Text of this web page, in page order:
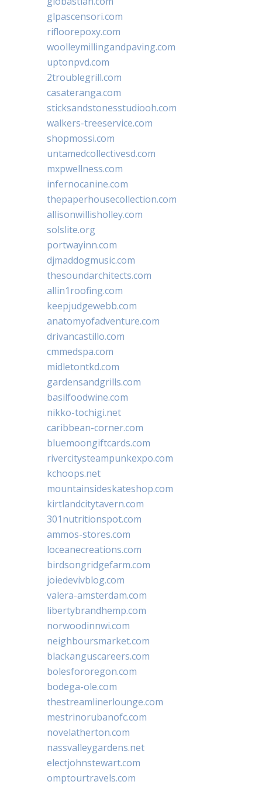
glpascensori.com
rifloorepoxy.com
woolleymillingandpaving.com
uptonpvd.com
2troublegrill.com
casateranga.com
sticksandstonesstudiooh.com
walkers-treeservice.com
shopmossi.com
untamedcollectivesd.com
mxpwellness.com
infernocanine.com
thepaperhousecollection.com
allisonwillisholley.com
solslite.org
portwayinn.com
djmaddogmusic.com
thesoundarchitects.com
allin1roofing.com
keepjudgewebb.com
anatomyofadventure.com
drivancastillo.com
cmmedspa.com
midletontkd.com
gardensandgrills.com
basilfoodwine.com
nikko-tochigi.net
caribbean-corner.com
bluemoongiftcards.com
rivercitysteampunkexpo.com
kchoops.net
mountainsideskateshop.com
kirtlandcitytavern.com
301nutritionspot.com
ammos-stores.com
loceanecreations.com
birdsongridgefarm.com
joiedevivblog.com
valera-amsterdam.com
libertybrandhemp.com
norwoodinnwi.com
neighboursmarket.com
blackanguscareers.com
bolesfororegon.com
bodega-ole.com
thestreamlinerlounge.com
mestrinorubanofc.com
novelatherton.com
nassvalleygardens.net
electjohnstewart.com
omptourtravels.com